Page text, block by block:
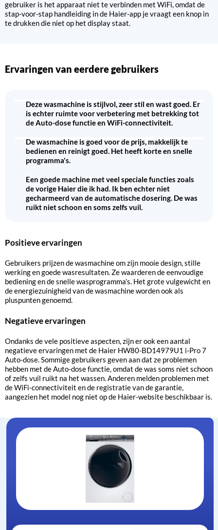
gebruiker is het apparaat niet te verbinden met WiFi, omdat de
stap-voor-stap handleiding in de Haier-app je vraagt een knop in
te drukken die niet op het display staat.
Ervaringen van eerdere gebruikers
Deze wasmachine is stijlvol, zeer stil en wast goed. Er
is echter ruimte voor verbetering met betrekking tot
de Auto-dose functie en WiFi-connectiviteit.
De wasmachine is goed voor de prijs, makkelijk te
bedienen en reinigt goed. Het heeft korte en snelle
programma's.
Een goede machine met veel speciale functies zoals
de vorige Haier die ik had. Ik ben echter niet
gecharmeerd van de automatische dosering. De was
ruikt niet schoon en soms zelfs vuil.
Positieve ervaringen
Gebruikers prijzen de wasmachine om zijn mooie design, stille
werking en goede wasresultaten. Ze waarderen de eenvoudige
bediening en de snelle wasprogramma’s. Het grote vulgewicht en
de energiezuinigheid van de wasmachine worden ook als
pluspunten genoemd.
Negatieve ervaringen
Ondanks de vele positieve aspecten, zijn er ook een aantal
negatieve ervaringen met de Haier HW80-BD14979U1 i-Pro 7
Auto-dose. Sommige gebruikers geven aan dat ze problemen
hebben met de Auto-dose functie, omdat de was soms niet schoon
of zelfs vuil ruikt na het wassen. Anderen melden problemen met
de WiFi-connectiviteit en de registratie van de garantie,
aangezien het model nog niet op de Haier-website beschikbaar is.